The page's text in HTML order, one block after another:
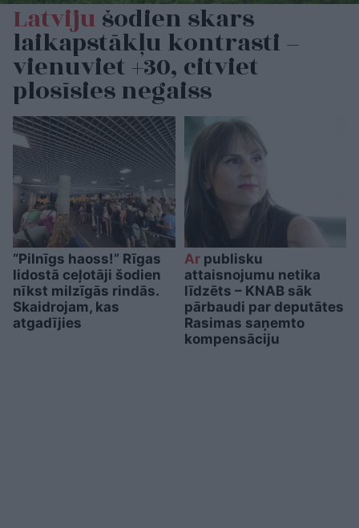
Latvijušodien skars
laikapstākļu kontrasti –
vienuviet +30, citviet
plosīsies negaiss
“Pilnīgs haoss!” Rīgas
lidostā ceļotāji šodien
nīkst milzīgās rindās.
Skaidrojam, kas
atgadījies
Arpublisku
attaisnojumu netika
līdzēts – KNAB sāk
pārbaudi par deputātes
Rasimas saņemto
kompensāciju